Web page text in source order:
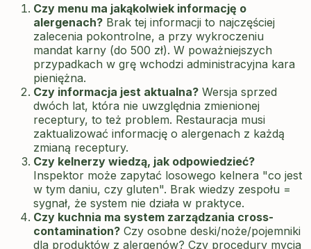
Czy menu ma jakąkolwiek informację o
alergenach? Brak tej informacji to najczęściej
zalecenia pokontrolne, a przy wykroczeniu
mandat karny (do 500 zł). W poważniejszych
przypadkach w grę wchodzi administracyjna kara
pieniężna.
Czy informacja jest aktualna? Wersja sprzed
dwóch lat, która nie uwzględnia zmienionej
receptury, to też problem. Restauracja musi
zaktualizować informację o alergenach z każdą
zmianą receptury.
Czy kelnerzy wiedzą, jak odpowiedzieć?
Inspektor może zapytać losowego kelnera "co jest
w tym daniu, czy gluten". Brak wiedzy zespołu =
sygnał, że system nie działa w praktyce.
Czy kuchnia ma system zarządzania cross-
contamination? Czy osobne deski/noże/pojemniki
dla produktów z alergenów? Czy procedury mycia